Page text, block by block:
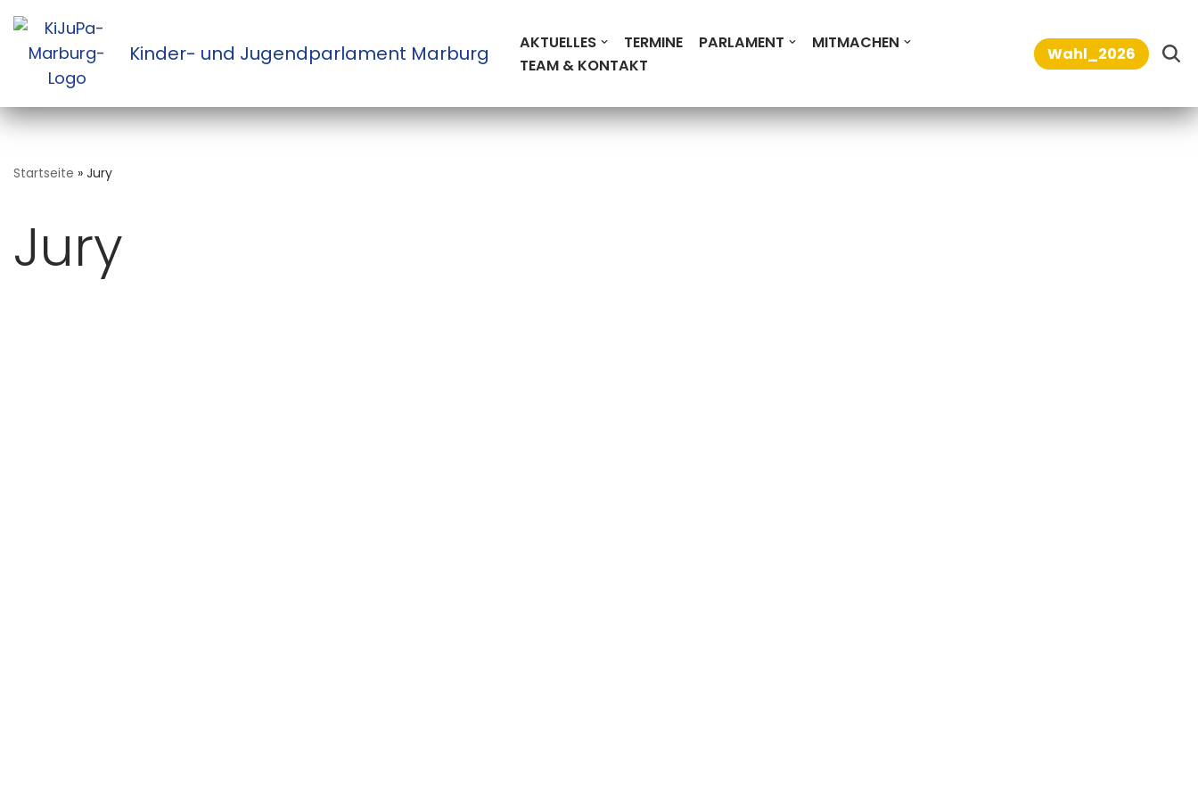
Zum
Inhalt
Kinder- und Jugendparlament Marburg AKTUELLES TERMINE PARLAMENT
MITMACHEN
TEAM & KONTAKT
Wahl_2026
Startseite » Jury
Jury